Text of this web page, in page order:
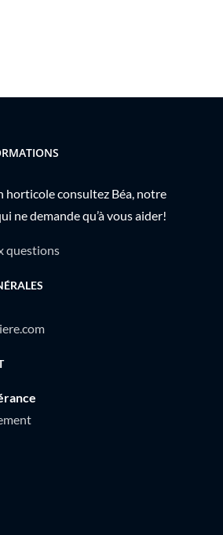
horticole consultez Béa, notre
ne demande qu’à vous aider!
questions